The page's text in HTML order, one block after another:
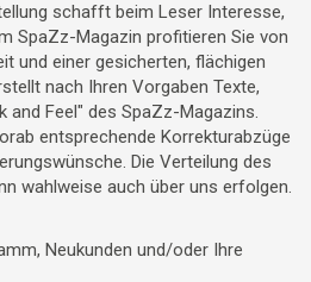
schafft beim Leser Interesse,
SpaZz-Magazin profitieren Sie von
und einer gesicherten, flächigen
nach Ihren Vorgaben Texte,
Feel" des SpaZz-Magazins.
entsprechende Korrekturabzüge
Die Verteilung des
wahlweise auch über uns erfolgen.
Neukunden und/oder Ihre